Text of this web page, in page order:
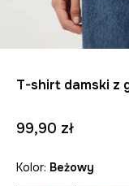
T-shirt damski z
99,90 zł
Kolor: beżowy